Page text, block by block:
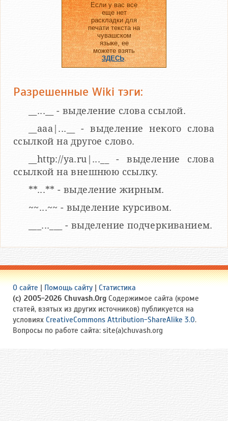
Если у вас все
еще нет
раскладки для
печати текста на
чувашском
языке, ее
можете взять
ЗДЕСЬ.
Разрешенные Wiki тэги:
__...__ - выделение слова ссылой.
__aaa|...__ - выделение некого слова
ссылкой на другое слово.
__http://ya.ru|...__ - выделение слова
ссылкой на внешнюю ссылку.
**...** - выделение жирным.
~~...~~ - выделение курсивом.
___...___ - выделение подчеркиванием.
О сайте | Помощь сайту | Статистика
(c) 2005-2026 Chuvash.Org Содержимое сайта (кроме
статей, взятых из других источников) публикуется на
условиях CreativeCommons Attribution-ShareAlike 3.0.
Вопросы по работе сайта: site(a)chuvash.org